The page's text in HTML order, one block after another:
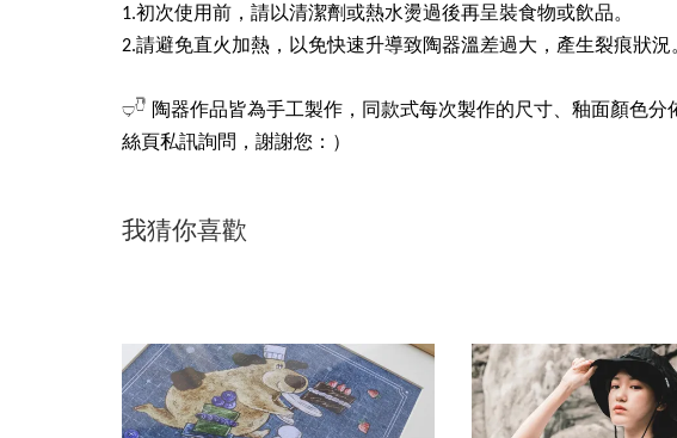
1.初次使用前，請以清潔劑或熱水燙過後再呈裝食物或飲品。
2.請避免直火加熱，以免快速升導致陶器溫差過大，產生裂痕狀況
𓂑𓎹 陶器作品皆為手工製作，同款式每次製作的尺寸、釉面顏色
絲頁私訊詢問，謝謝您：）
我猜你喜歡